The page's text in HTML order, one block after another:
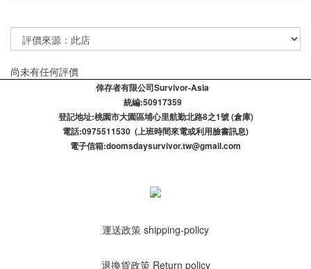
尚未有任何評價
倖存者有限公司Survivor-Asia
統編:50917359
登記​地址:桃園市大園區埔心里航勤北路8之1號 (倉庫)
電話:0975511530 (上班時間來電或利用臉書訊息)
電子信箱:doomsdaysurvivor.tw@gmail.com
運送政策 shipping-policy
退換貨政策 Return policy